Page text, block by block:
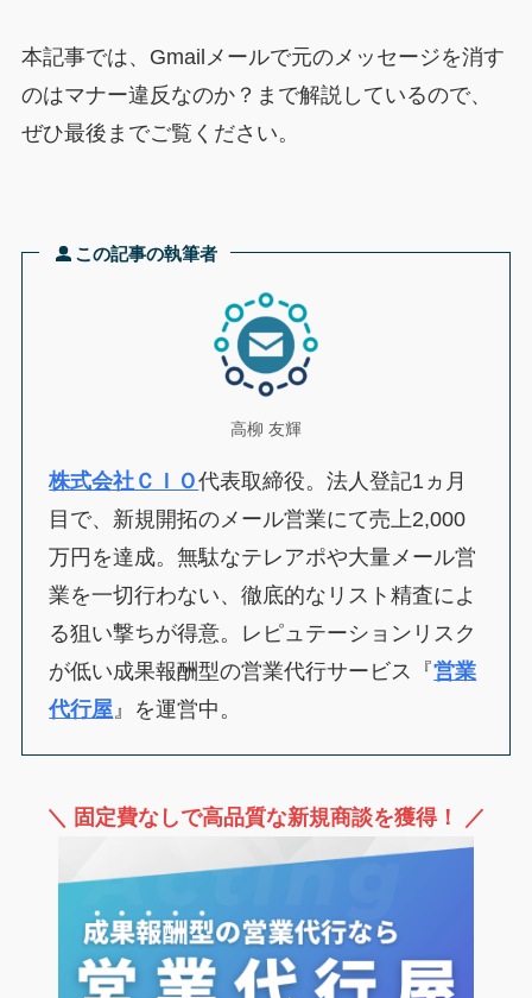
本記事では、Gmailメールで元のメッセージを消す
のはマナー違反なのか？まで解説しているので、
ぜひ最後までご覧ください。
この記事の執筆者
高柳 友輝
株式会社ＣＩＯ代表取締役。法人登記1ヵ月
目で、新規開拓のメール営業にて売上2,000
万円を達成。無駄なテレアポや大量メール営
業を一切行わない、徹底的なリスト精査によ
る狙い撃ちが得意。レピュテーションリスク
が低い成果報酬型の営業代行サービス『営業
代行屋 』を運営中。
＼ 固定費なしで高品質な新規商談を獲得！ ／